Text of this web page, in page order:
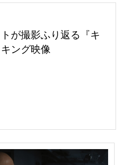
が撮影ふり返る『キ
ング映像